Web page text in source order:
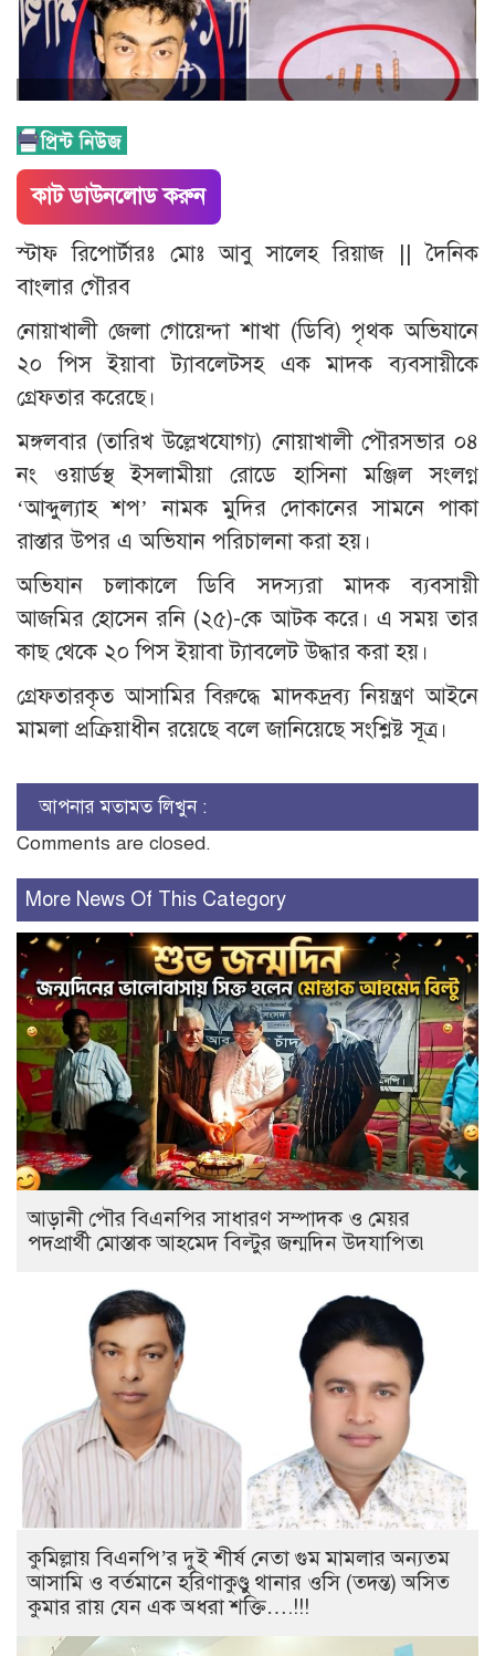
কাট ডাউনলোড করুন
স্টাফ রিপোর্টারঃ মোঃ আবু সালেহ রিয়াজ || দৈনিক
বাংলার গৌরব
নোয়াখালী জেলা গোয়েন্দা শাখা (ডিবি) পৃথক অভিযানে
২০ পিস ইয়াবা ট্যাবলেটসহ এক মাদক ব্যবসায়ীকে
গ্রেফতার করেছে।
মঙ্গলবার (তারিখ উল্লেখযোগ্য) নোয়াখালী পৌরসভার ০৪
নং ওয়ার্ডস্থ ইসলামীয়া রোডে হাসিনা মঞ্জিল সংলগ্ন
‘আব্দুল্যাহ শপ’ নামক মুদির দোকানের সামনে পাকা
রাস্তার উপর এ অভিযান পরিচালনা করা হয়।
অভিযান চলাকালে ডিবি সদস্যরা মাদক ব্যবসায়ী
আজমির হোসেন রনি (২৫)-কে আটক করে। এ সময় তার
কাছ থেকে ২০ পিস ইয়াবা ট্যাবলেট উদ্ধার করা হয়।
গ্রেফতারকৃত আসামির বিরুদ্ধে মাদকদ্রব্য নিয়ন্ত্রণ আইনে
মামলা প্রক্রিয়াধীন রয়েছে বলে জানিয়েছে সংশ্লিষ্ট সূত্র।
আপনার মতামত লিখুন :
Comments are closed.
More News Of This Category
আড়ানী পৌর বিএনপির সাধারণ সম্পাদক ও মেয়র
পদপ্রার্থী মোস্তাক আহমেদ বিল্টুর জন্মদিন উদযাপিত৷
কুমিল্লায় বিএনপি’র দুই শীর্ষ নেতা গুম মামলার অন্যতম
আসামি ও বর্তমানে হরিণাকুণ্ডু থানার ওসি (তদন্ত) অসিত
কুমার রায় যেন এক অধরা শক্তি….!!!